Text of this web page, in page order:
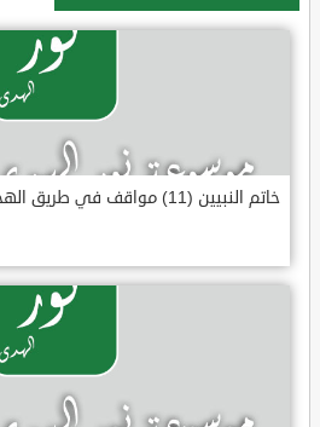
خاتم النبيين (11) مواقف في طريق الهجرة